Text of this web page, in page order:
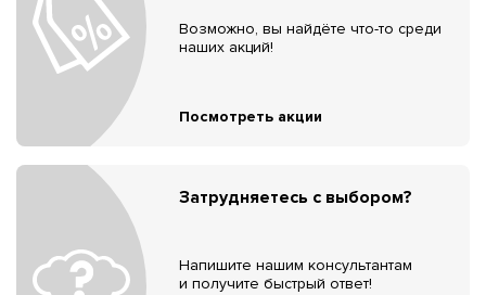
Возможно, вы найдёте что-то среди
наших акций!
Посмотреть акции
Затрудняетесь с выбором?
Напишите нашим консультантам
и получите быстрый ответ!